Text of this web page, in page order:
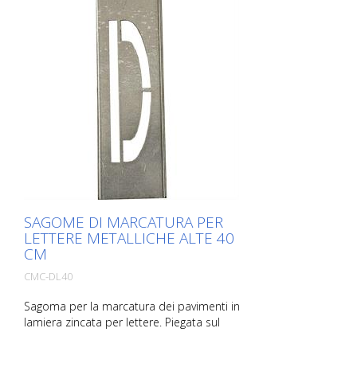
SAGOME DI MARCATURA PER
LETTERE METALLICHE ALTE 40
CM
CMC-DL40
Sagoma per la marcatura dei pavimenti in
lamiera zincata per lettere. Piegata sul